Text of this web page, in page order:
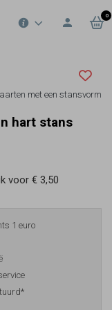
0
met een stansvorm
hart stans
voor € 3,50
1 euro